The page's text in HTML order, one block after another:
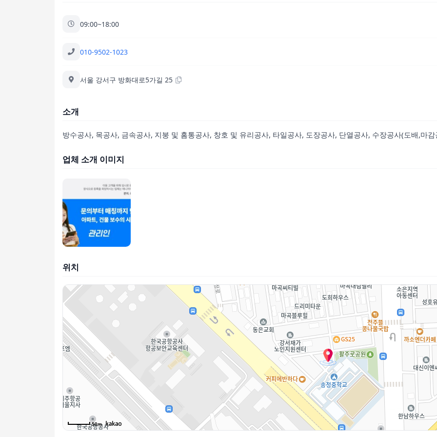
09:00~18:00
010-9502-1023
서울 강서구 방화대로5가길 25
소개
방수공사, 목공사, 금속공사, 지붕 및 홈통공사, 창호 및 유리공사, 타일공사, 도장공사, 단열공사, 수장공사(도배,마
업체 소개 이미지
위치
50m